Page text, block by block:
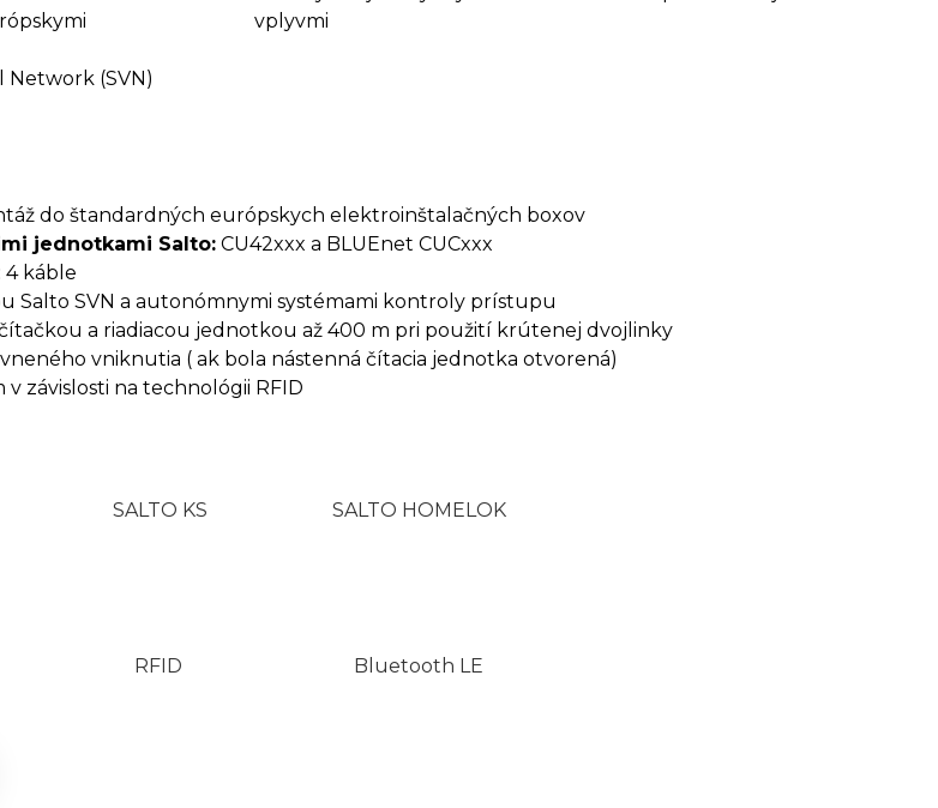
(SVN)
vplyvmi
do štandardných európskych elektroinštalačných boxov
jednotkami Salto:CU42xxx a BLUEnet CUCxxx
: 4 káble
Salto SVN a autonómnymi systémami kontroly prístupu
a riadiacou jednotkou až 400 m pri použití krútenej dvojlinky
vniknutia ( ak bola nástenná čítacia jednotka otvorená)
v závislosti na technológii RFID
SALTO KS SALTO HOMELOK
RFID Bluetooth LE